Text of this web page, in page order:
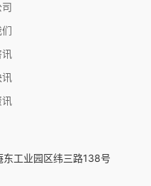
工业园区纬三路138号